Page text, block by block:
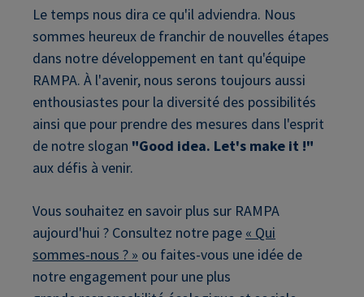
Le temps nous dira ce qu'il adviendra. Nous
sommes heureux de franchir de nouvelles étapes
dans notre développement en tant qu'équipe
RAMPA. À l'avenir, nous serons toujours aussi
enthousiastes pour la diversité des possibilités
ainsi que pour prendre des mesures dans l'esprit
de notre slogan "Good idea. Let's make it !"
aux défis à venir.
Vous souhaitez en savoir plus sur RAMPA
aujourd'hui ? Consultez notre page « Qui
sommes-nous ? » ou faites-vous une idée de
notre engagement pour une plus